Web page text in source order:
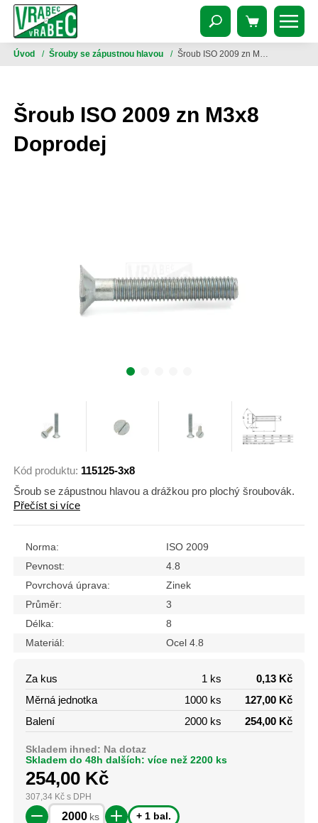
Úvod / Šrouby se zápustnou hlavou / Šroub ISO 2009 zn M3x8 Doprodej
Šroub ISO 2009 zn M3x8
Doprodej
Kód produktu: 115125-3x8
Šroub se zápustnou hlavou a drážkou pro plochý šroubovák.
Přečíst si více
Norma:
ISO 2009
Pevnost:
4.8
Povrchová úprava:
Zinek
Průměr:
3
Délka:
8
Materiál:
Ocel 4.8
Za kus 1 ks
0,13 Kč
Měrná jednotka
1000 ks
127,00 Kč
Balení
2000 ks 254,00 Kč
Skladem ihned: Na dotaz
Skladem do 48h dalších: více než 2200 ks
254,00 Kč
307,34 Kčs DPH
ks + 1 bal.